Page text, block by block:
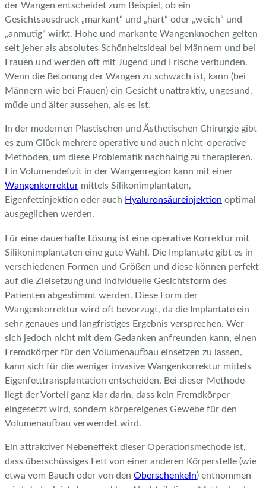
der Wangen entscheidet zum Beispiel, ob ein
Gesichtsausdruck „markant“ und „hart“ oder „weich“ und
„anmutig“ wirkt. Hohe und markante Wangenknochen gelten
seit jeher als absolutes Schönheitsideal bei Männern und bei
Frauen und werden oft mit Jugend und Frische verbunden.
Wenn die Betonung der Wangen zu schwach ist, kann (bei
Männern wie bei Frauen) ein Gesicht unattraktiv, ungesund,
müde und älter aussehen, als es ist.
In der modernen Plastischen und Ästhetischen Chirurgie gibt
es zum Glück mehrere operative und auch nicht-operative
Methoden, um diese Problematik nachhaltig zu therapieren.
Ein Volumendefizit in der Wangenregion kann mit einer
Wangenkorrektur mittels Silikonimplantaten,
Eigenfettinjektion oder auch Hyaluronsäureinjektion optimal
ausgeglichen werden.
Für eine dauerhafte Lösung ist eine operative Korrektur mit
Silikonimplantaten eine gute Wahl. Die Implantate gibt es in
verschiedenen Formen und Größen und diese können perfekt
auf die Zielsetzung und individuelle Gesichtsform des
Patienten abgestimmt werden. Diese Form der
Wangenkorrektur wird oft bevorzugt, da die Implantate ein
sehr genaues und langfristiges Ergebnis versprechen. Wer
sich jedoch nicht mit dem Gedanken anfreunden kann, einen
Fremdkörper für den Volumenaufbau einsetzen zu lassen,
kann sich für die weniger invasive Wangenkorrektur mittels
Eigenfetttransplantation entscheiden. Bei dieser Methode
liegt der Vorteil ganz klar darin, dass kein Fremdkörper
eingesetzt wird, sondern körpereigenes Gewebe für den
Volumenaufbau verwendet wird.
Ein attraktiver Nebeneffekt dieser Operationsmethode ist,
dass überschüssiges Fett von einer anderen Körperstelle (wie
etwa vom Bauch oder von den Oberschenkeln) entnommen